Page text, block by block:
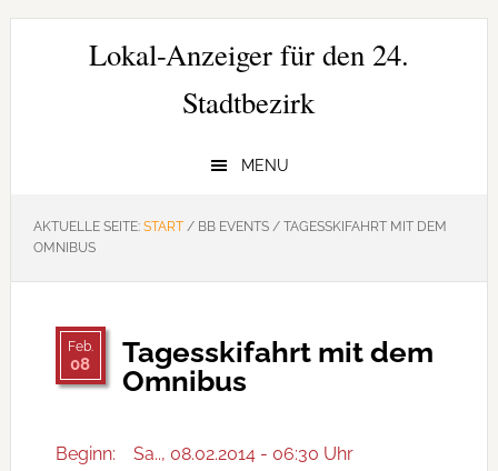
Zur
Hauptnavigation
Zum
Zur
SeitenspalteLokal-Anzeiger für den 24.
Stadtbezirk
MENU
AKTUELLE SEITE: START /BB EVENTS /TAGESSKIFAHRT MIT DEM
OMNIBUS
Feb.
08
Tagesskifahrt mit dem
Omnibus
Beginn:
Sa.., 08.02.2014 - 06:30 Uhr